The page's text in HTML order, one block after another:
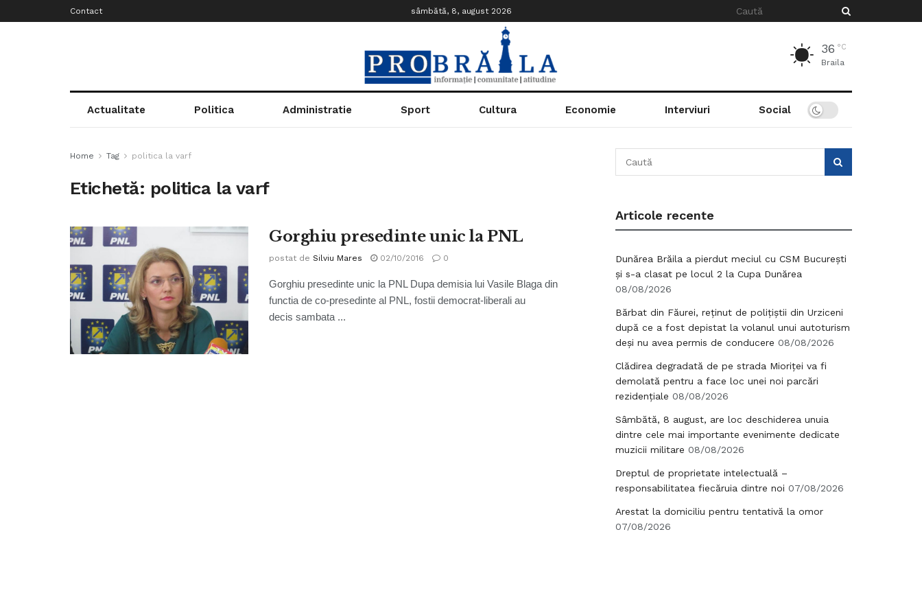
Contact sâmbătă, 8, august 2026
36 °C
Braila
Actualitate Politica Administratie Sport Cultura Economie Interviuri Social
Home Tag politica la varf
Etichetă: politica la varf
Gorghiu presedinte unic la PNL
postat de Silviu Mares 02/10/2016 0
Gorghiu presedinte unic la PNL Dupa demisia lui Vasile Blaga din
functia de co-presedinte al PNL, fostii democrat-liberali au
decis sambata ...
Articole recente
Dunărea Brăila a pierdut meciul cu CSM București
și s-a clasat pe locul 2 la Cupa Dunărea
08/08/2026
Bărbat din Făurei, reținut de polițiștii din Urziceni
după ce a fost depistat la volanul unui autoturism
deși nu avea permis de conducere 08/08/2026
Clădirea degradată de pe strada Mioriței va fi
demolată pentru a face loc unei noi parcări
rezidențiale 08/08/2026
Sâmbătă, 8 august, are loc deschiderea unuia
dintre cele mai importante evenimente dedicate
muzicii militare 08/08/2026
Dreptul de proprietate intelectuală –
responsabilitatea fiecăruia dintre noi 07/08/2026
Arestat la domiciliu pentru tentativă la omor
07/08/2026